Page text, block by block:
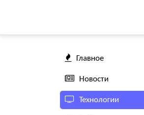
Главное
Новости
Технологии